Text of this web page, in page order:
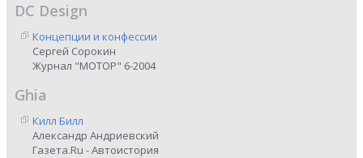
DC Design
Концепции и конфессии
Сергей Сорокин
Журнал "МОТОР" 6-2004
Ghia
Килл Билл
Александр Андриевский
Газета.Ru - Автоистория